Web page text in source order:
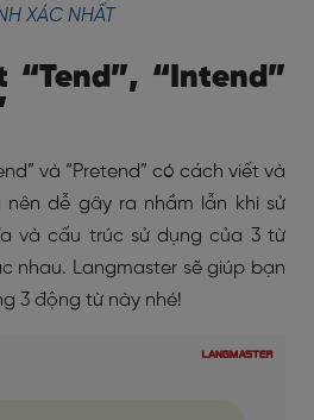
XÁC NHẤT
“Tend”, “Intend”
và “Pretend” có cách viết và
dễ gây ra nhầm lẫn khi sử
và cấu trúc sử dụng của 3 từ
nhau. Langmaster sẽ giúp bạn
3 động từ này nhé!